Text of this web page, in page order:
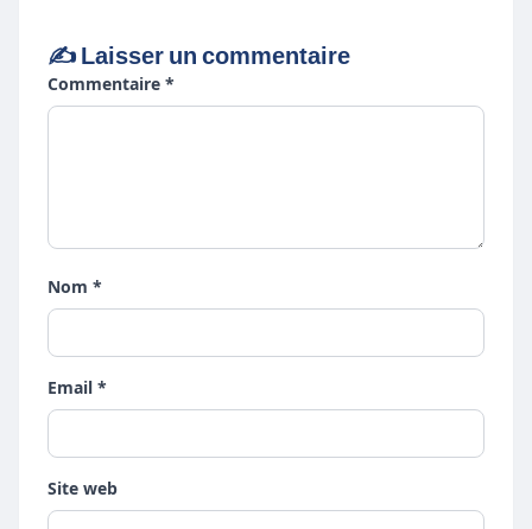
✍️ Laisser un commentaire
Commentaire *
Nom *
Email *
Site web